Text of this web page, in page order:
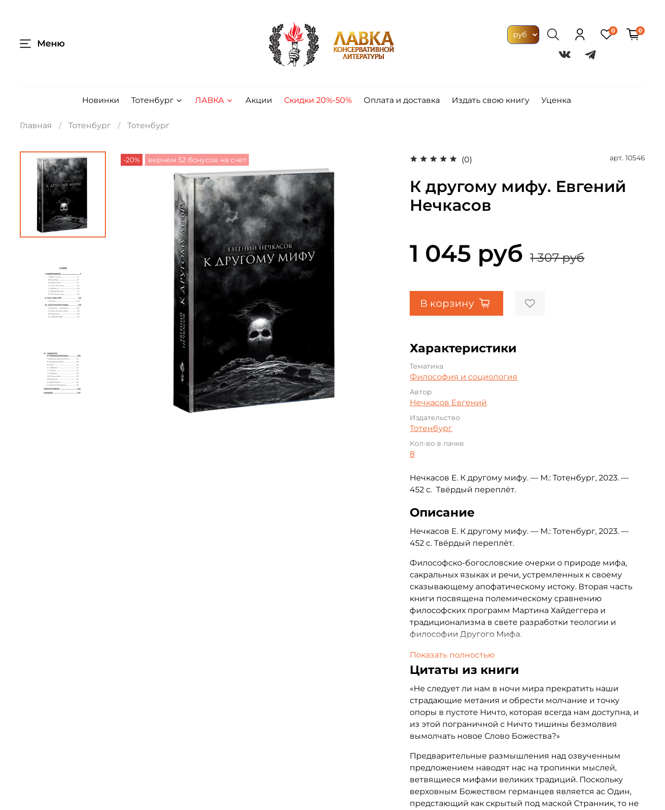
Меню
0 0
Новинки Тотенбург ЛАВКА Акции Скидки 20%-50% Оплата и доставка Издать свою книгу Уценка
Главная Тотенбург Тотенбург
-20% вернем 52 бонусов на счет (0) арт. 10546
К другому мифу. Евгений
Нечкасов
1 045 руб 1 307 руб
В корзину
Характеристики
Тематика
Философия и социология
Автор
Нечкасов Евгений
Издательство
Тотенбург
Кол-во в пачке
8
Нечкасов Е. К другому мифу. — М.: Тотенбург, 2023. —
452 с. Твёрдый переплёт.
Описание
Нечкасов Е. К другому мифу. — М.: Тотенбург, 2023. —
452 с. Твёрдый переплёт.
Философско-богословские очерки о природе мифа,
сакральных языках и речи, устремленных к своему
сказывающему апофатическому истоку. Вторая часть
книги посвящена полемическому сравнению
философских программ Мартина Хайдеггера и
традиционализма в свете разработки теологии и
философии Другого Мифа.
Структура книги выстроена таким образом, что её
рекомендуется читать дважды, сразу же после первого
прочтения.
Рекомендовано для широкого круга читателей,
интересующихся мифологией, метафизикой,
философией, лингвистикой и онтологией,
религиоведам и интеллектуалам.
Показать полностью
Цитаты из книги
«Не следует ли нам в ночи мира прекратить наши
страдающие метания и обрести молчание и точку
опоры в пустоте Ничто, которая всегда нам доступна, и
из этой пограничной с Ничто тишины безмолвия
вымолчать новое Слово Божества?»
Предварительные размышления над озвученным
предложением наводят нас на тропинки мыслей,
ветвящиеся мифами великих традиций. Поскольку
верховным Божеством германцев является ас Один,
предстающий как скрытый под маской Странник, то не